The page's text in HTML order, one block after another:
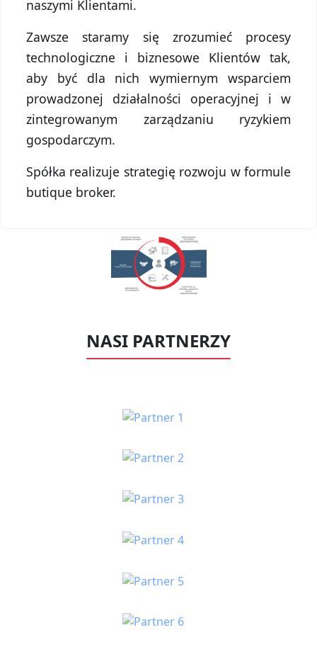
naszymi Klientami.
Zawsze staramy się zrozumieć procesy
technologiczne i biznesowe Klientów tak,
aby być dla nich wymiernym wsparciem
prowadzonej działalności operacyjnej i w
zintegrowanym zarządzaniu ryzykiem
gospodarczym.
Spółka realizuje strategię rozwoju w formule
butique broker.
NASI PARTNERZY